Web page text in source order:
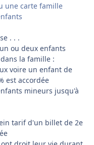
une carte famille
. . .
ou deux enfants
la famille :
voire un enfant de
est accordée
mineurs jusqu'à
tarif d'un billet de 2e